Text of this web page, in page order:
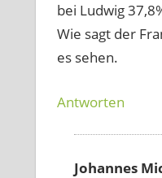
bei Ludwig
Wie sagt der
es sehen.
Antworten
Johannes